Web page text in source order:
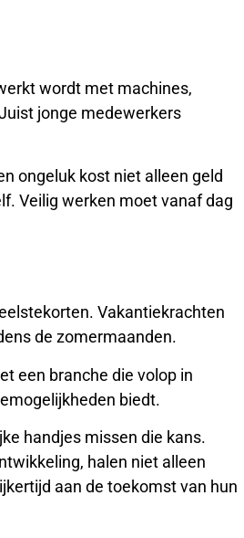
wordt met machines,
jonge medewerkers
ongeluk kost niet alleen geld
Veilig werken moet vanaf dag
Vakantiekrachten
de zomermaanden.
een branche die volop in
biedt.
handjes missen die kans.
halen niet alleen
aan de toekomst van hun